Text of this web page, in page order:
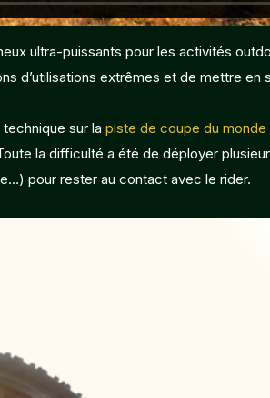
ultra-puissants pour les activités
d’utilisations extrêmes et de mettre en
sur la piste de coupe du
la difficulté a été de déployer
pour rester au contact avec le rider.